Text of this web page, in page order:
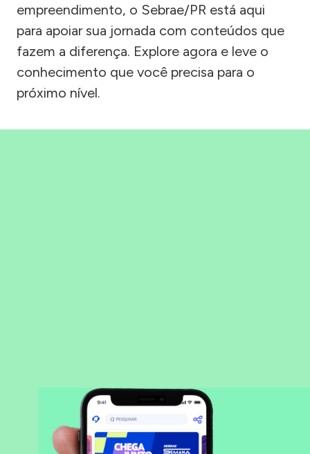
empreendimento, o Sebrae/PR está aqui
para apoiar sua jornada com conteúdos que
fazem a diferença. Explore agora e leve o
conhecimento que você precisa para o
próximo nível.